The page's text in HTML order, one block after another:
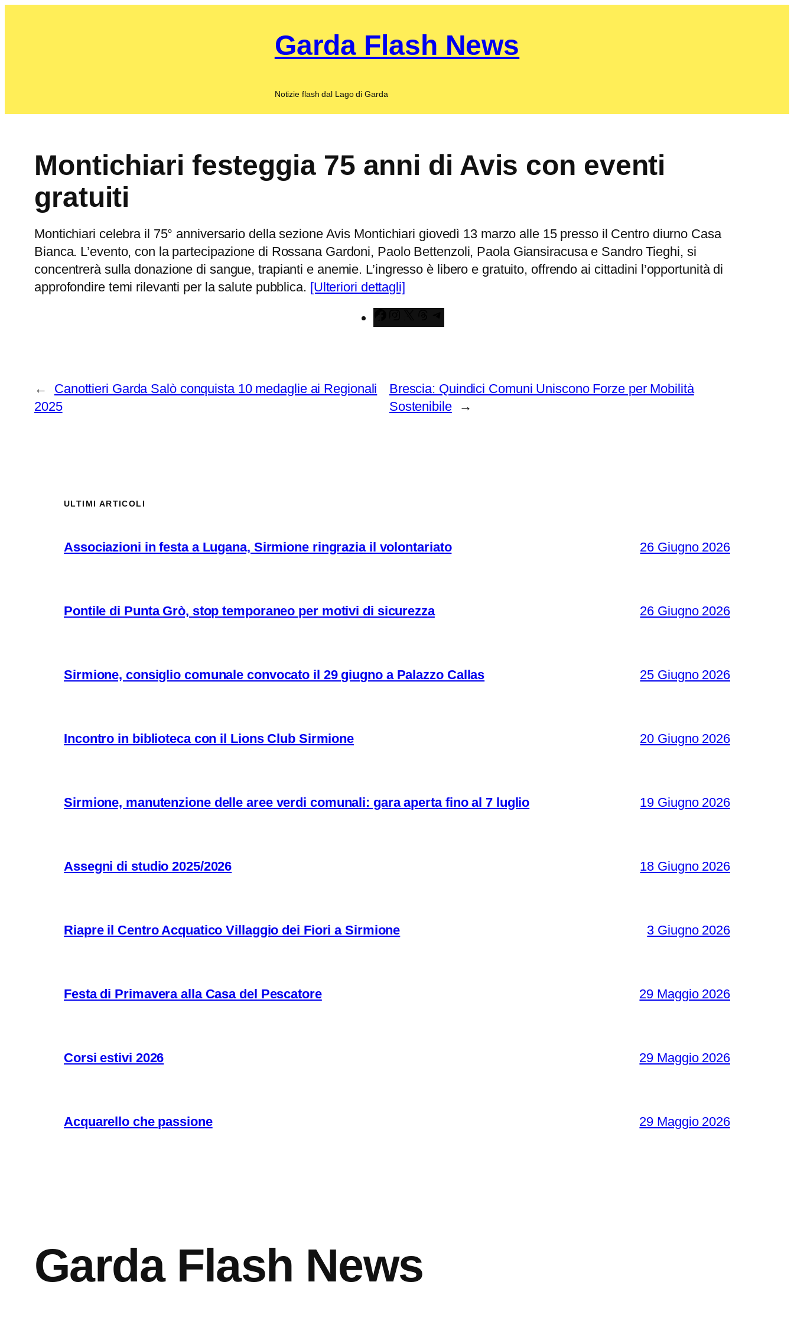
Garda Flash News
Notizie flash dal Lago di Garda
Montichiari festeggia 75 anni di Avis con eventi
gratuiti
Montichiari celebra il 75° anniversario della sezione Avis Montichiari giovedì 13 marzo alle 15 presso il Centro diurno Casa
Bianca. L’evento, con la partecipazione di Rossana Gardoni, Paolo Bettenzoli, Paola Giansiracusa e Sandro Tieghi, si
concentrerà sulla donazione di sangue, trapianti e anemie. L’ingresso è libero e gratuito, offrendo ai cittadini l’opportunità di
approfondire temi rilevanti per la salute pubblica. [Ulteriori dettagli]
←
Canottieri Garda Salò conquista 10 medaglie ai Regionali
2025
Brescia: Quindici Comuni Uniscono Forze per Mobilità
Sostenibile
→
ULTIMI ARTICOLI
Associazioni in festa a Lugana, Sirmione ringrazia il volontariato 26 Giugno 2026
Pontile di Punta Grò, stop temporaneo per motivi di sicurezza 26 Giugno 2026
Sirmione, consiglio comunale convocato il 29 giugno a Palazzo Callas 25 Giugno 2026
Incontro in biblioteca con il Lions Club Sirmione 20 Giugno 2026
Sirmione, manutenzione delle aree verdi comunali: gara aperta fino al 7 luglio 19 Giugno 2026
Assegni di studio 2025/2026 18 Giugno 2026
Riapre il Centro Acquatico Villaggio dei Fiori a Sirmione 3 Giugno 2026
Festa di Primavera alla Casa del Pescatore 29 Maggio 2026
Corsi estivi 2026 29 Maggio 2026
Acquarello che passione 29 Maggio 2026
Garda Flash News